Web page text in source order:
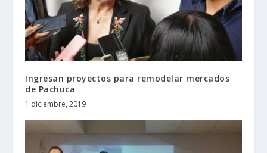
Ingresan proyectos para remodelar mercados
de Pachuca
1 diciembre, 2019